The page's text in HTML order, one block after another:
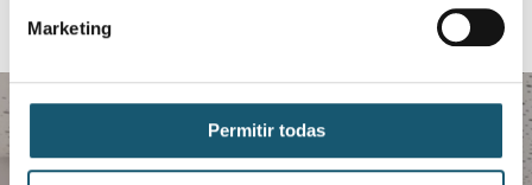
Marketing
Permitir todas